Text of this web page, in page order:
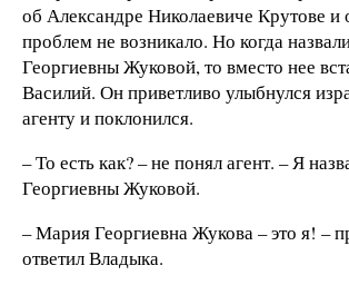
об Александре Николаевиче Крутове и
проблем не возникало. Но когда
Георгиевны Жуковой, то вместо нее
Василий. Он приветливо улыбнулся
агенту и поклонился.
– То есть как? – не понял агент. – Я
Георгиевны Жуковой.
– Мария Георгиевна Жукова – это я! –
ответил Владыка.